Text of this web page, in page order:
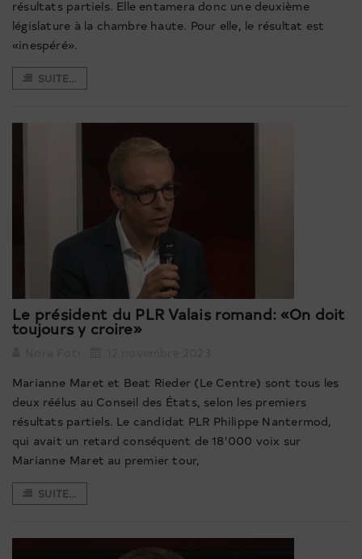
résultats partiels. Elle entamera donc une deuxième
législature à la chambre haute. Pour elle, le résultat est
«inespéré».
SUITE...
Le président du PLR Valais romand: «On doit
toujours y croire»
Marianne Maret et Beat Rieder (Le Centre) sont tous les
deux réélus au Conseil des États, selon les premiers
résultats partiels. Le candidat PLR Philippe Nantermod,
qui avait un retard conséquent de 18’000 voix sur
Marianne Maret au premier tour,
SUITE...